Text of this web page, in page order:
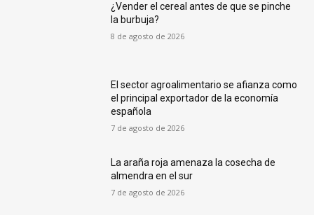
¿Vender el cereal antes de que se pinche
la burbuja?
8 de agosto de 2026
El sector agroalimentario se afianza como
el principal exportador de la economía
española
7 de agosto de 2026
La araña roja amenaza la cosecha de
almendra en el sur
7 de agosto de 2026